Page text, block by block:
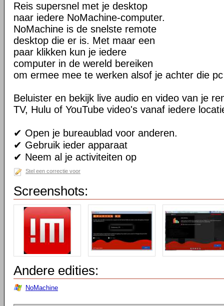
Reis supersnel met je desktop
naar iedere NoMachine-computer.
NoMachine is de snelste remote
desktop die er is. Met maar een
paar klikken kun je iedere
computer in de wereld bereiken
om ermee mee te werken alsof je achter die
Beluister en bekijk live audio en video van je
TV, Hulu of YouTube video's vanaf iedere
✔ Open je bureaublad voor anderen.
✔ Gebruik ieder apparaat
✔ Neem al je activiteiten op
Stel een correctie voor
Screenshots:
Andere edities:
NoMachine